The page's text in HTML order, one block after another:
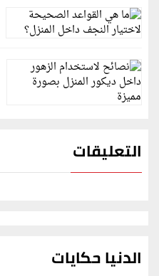
التعليقات
الدنيا حكايات